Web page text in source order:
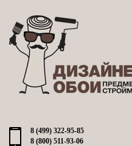
8 (499) 322-95-85
8 (800) 511-93-06